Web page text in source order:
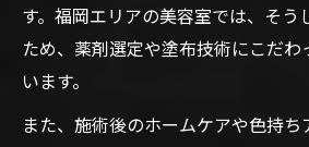
す。福岡エリアの美容室では、そう
ため、薬剤選定や塗布技術にこだわ
います。
また、施術後のホームケアや色持